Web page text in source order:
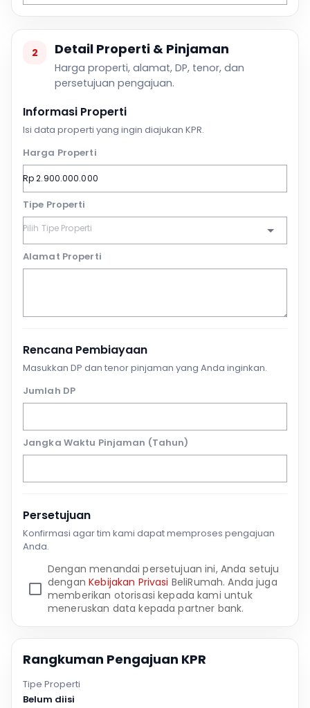
2 Detail Properti & Pinjaman
Harga properti, alamat, DP, tenor, dan
persetujuan pengajuan.
Informasi Properti
Isi data properti yang ingin diajukan KPR.
Harga Properti
Tipe Properti
Alamat Properti
Rencana Pembiayaan
Masukkan DP dan tenor pinjaman yang Anda inginkan.
Jumlah DP
Jangka Waktu Pinjaman (Tahun)
Persetujuan
Konfirmasi agar tim kami dapat memproses pengajuan
Anda.
Dengan menandai persetujuan ini, Anda setuju
denganKebijakan Privasi BeliRumah. Anda juga
memberikan otorisasi kepada kami untuk
meneruskan data kepada partner bank.
Rangkuman Pengajuan KPR
Tipe Properti
Belum diisi